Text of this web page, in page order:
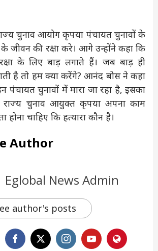
चुनाव आयोग कृपया पंचायत चुनावों के
जीवन की रक्षा करे। आगे उन्होंने कहा कि
के लिए बाड़ लगाते हैं। जब बाड़ ही
है तो हम क्या करेंगे? आनंद बोस ने कहा
पंचायत चुनावों में मारा जा रहा है, इसका
राज्य चुनाव आयुक्त कृपया अपना काम
चाहिए कि हत्यारा कौन है।
Author
Eglobal News Admin
author's posts